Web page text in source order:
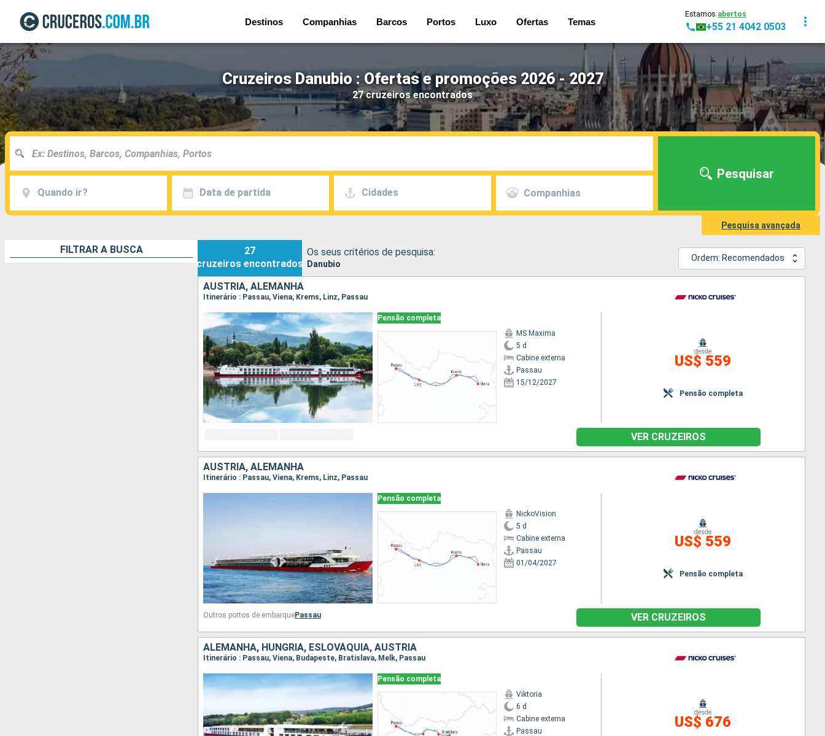
Destinos Companhias Barcos Portos Luxo Ofertas Temas
Estamos abertos
+55 21 4042 0503
Cruzeiros Danubio : Ofertas e promoções 2026 - 2027
27 cruzeiros encontrados
Quando ir? Data de partida Cidades Companhias
Pesquisar
Pesquisa avançada
FILTRAR A BUSCA
27
cruzeiros encontrados
Os seus critérios de pesquisa:
Danubio
Ordem: Recomendados
AUSTRIA, ALEMANHA
Itinerário : Passau, Viena, Krems, Linz, Passau
Pensão completa
MS Maxima
5 d
Cabine externa
Passau
15/12/2027
desde
US$ 559
Pensão completa
VER CRUZEIROS
AUSTRIA, ALEMANHA
Itinerário : Passau, Viena, Krems, Linz, Passau
Pensão completa
NickoVision
5 d
Cabine externa
Passau
01/04/2027
desde
US$ 559
Pensão completa
Outros portos de embarquePassau VER CRUZEIROS
ALEMANHA, HUNGRIA, ESLOVÁQUIA, AUSTRIA
Itinerário : Passau, Viena, Budapeste, Bratislava, Melk, Passau
Pensão completa
Viktoria
6 d
Cabine externa
Passau
desde
US$ 676